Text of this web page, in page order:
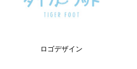
ロゴデザイン